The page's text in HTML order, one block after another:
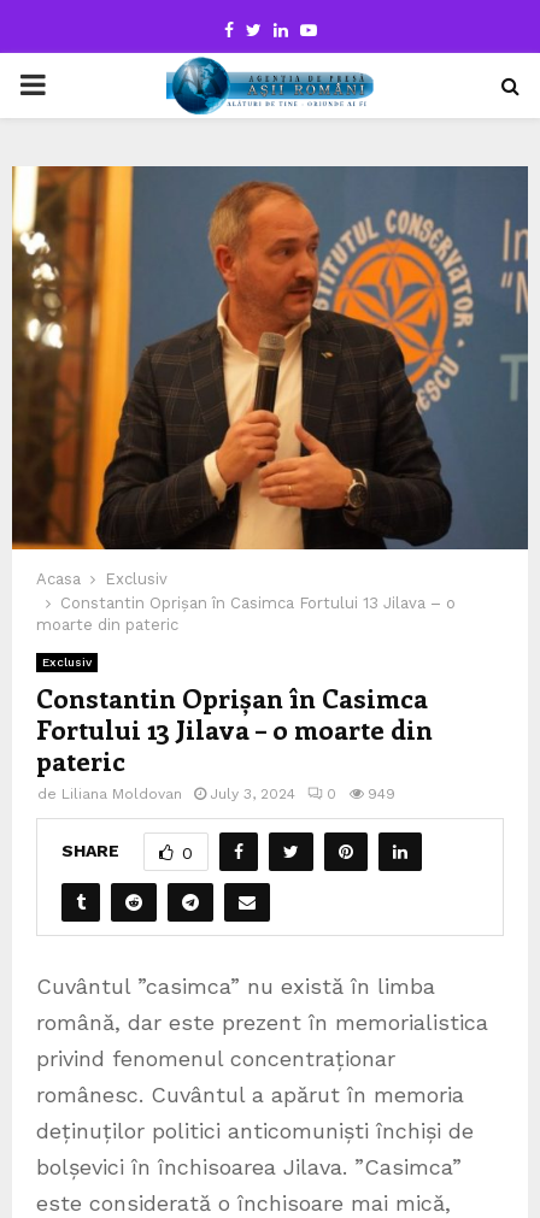
Facebook
TwitterLinkedinYoutube
PRIMARY
Acasa
Exclusiv
Constantin Oprișan în Casimca Fortului 13 Jilava – o
moarte din pateric
Exclusiv
Constantin Oprișan în Casimca
Fortului 13 Jilava – o moarte din
pateric
de Liliana Moldovan July 3, 2024 0 949
SHARE 0
Cuvântul ”casimca” nu există în limba
română, dar este prezent în memorialistica
privind fenomenul concentraționar
românesc. Cuvântul a apărut în memoria
deținuților politici anticomuniști închiși de
bolșevici în închisoarea Jilava. ”Casimca”
este considerată o închisoare mai mică,